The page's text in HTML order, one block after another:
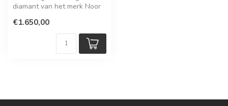
diamant van het merk Noor
€1.650,00